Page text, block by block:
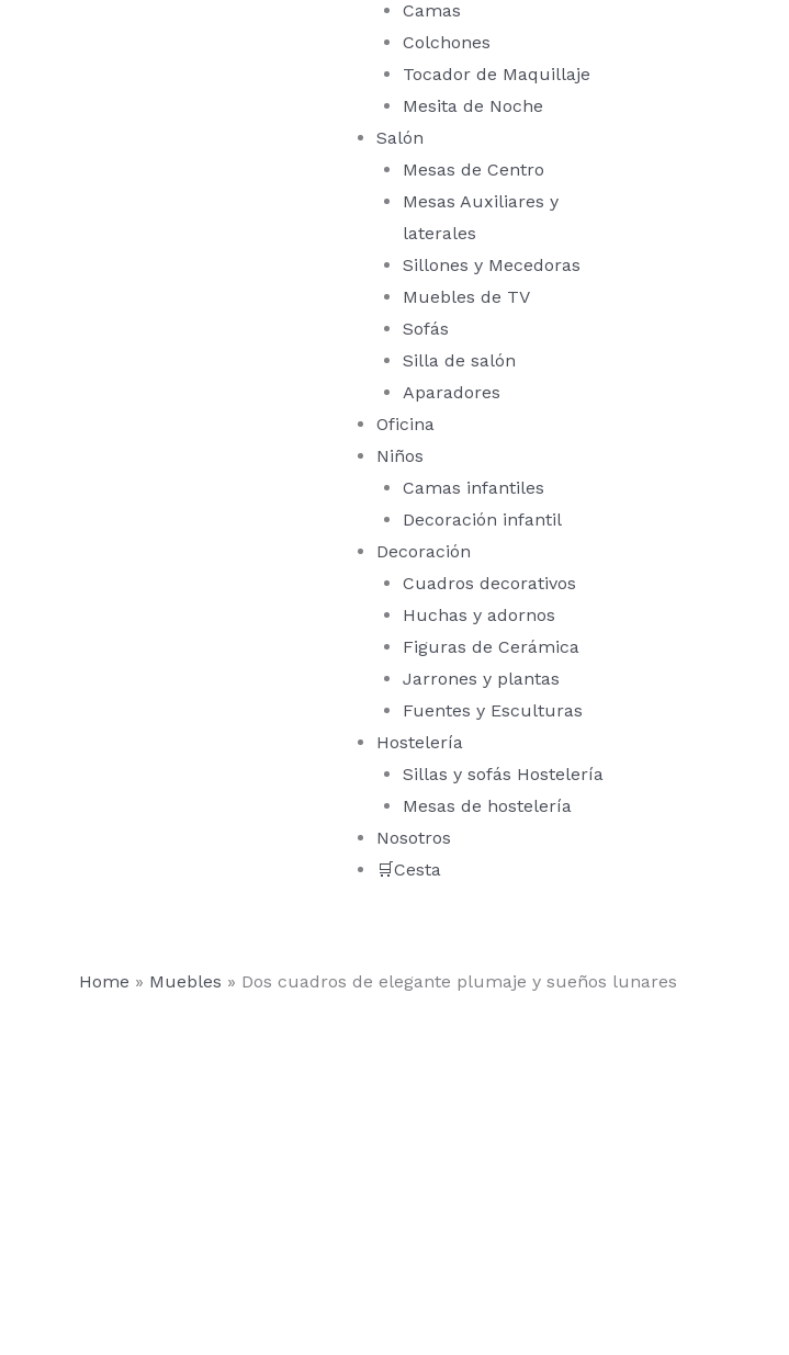
Camas
Colchones
Tocador de Maquillaje
Mesita de Noche
Salón
Mesas de Centro
Mesas Auxiliares y
laterales
Sillones y Mecedoras
Muebles de TV
Sofás
Silla de salón
Aparadores
Oficina
Niños
Camas infantiles
Decoración infantil
Decoración
Cuadros decorativos
Huchas y adornos
Figuras de Cerámica
Jarrones y plantas
Fuentes y Esculturas
Hostelería
Sillas y sofás Hostelería
Mesas de hostelería
Nosotros
🛒Cesta
Home » Muebles » Dos cuadros de elegante plumaje y sueños lunares